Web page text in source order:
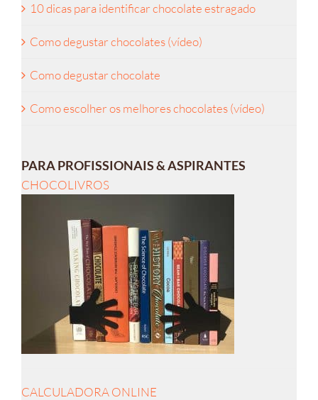
10 dicas para identificar chocolate estragado
Como degustar chocolates (vídeo)
Como degustar chocolate
Como escolher os melhores chocolates (vídeo)
PARA PROFISSIONAIS & ASPIRANTES
CHOCOLIVROS
CALCULADORA ONLINE